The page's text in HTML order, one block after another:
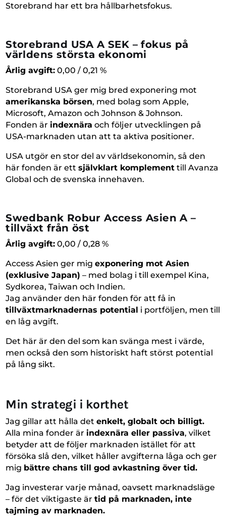
Storebrand har ett bra hållbarhetsfokus.
Storebrand USA A SEK – fokus på
världens största ekonomi
Årlig avgift: 0,00 / 0,21 %
Storebrand USA ger mig bred exponering mot
amerikanska börsen, med bolag som Apple,
Microsoft, Amazon och Johnson & Johnson.
Fonden är indexnära och följer utvecklingen på
USA-marknaden utan att ta aktiva positioner.
USA utgör en stor del av världsekonomin, så den
här fonden är ettsjälvklart komplement till Avanza
Global och de svenska innehaven.
Swedbank Robur Access Asien A –
tillväxt från öst
Årlig avgift: 0,00 / 0,28 %
Access Asien ger migexponering mot Asien
(exklusive Japan) – med bolag i till exempel Kina,
Sydkorea, Taiwan och Indien.
Jag använder den här fonden för att få in
tillväxtmarknadernas potential i portföljen, men till
en låg avgift.
Det här är den del som kan svänga mest i värde,
men också den som historiskt haft störst potential
på lång sikt.
Min strategi i korthet
Jag gillar att hålla detenkelt, globalt och billigt.
Alla mina fonder är indexnära eller passiva, vilket
betyder att de följer marknaden istället för att
försöka slå den, vilket håller avgifterna låga och ger
mig bättre chans till god avkastning över tid.
Jag investerar varje månad, oavsett marknadsläge
– för det viktigaste ärtid på marknaden, inte
tajming av marknaden.